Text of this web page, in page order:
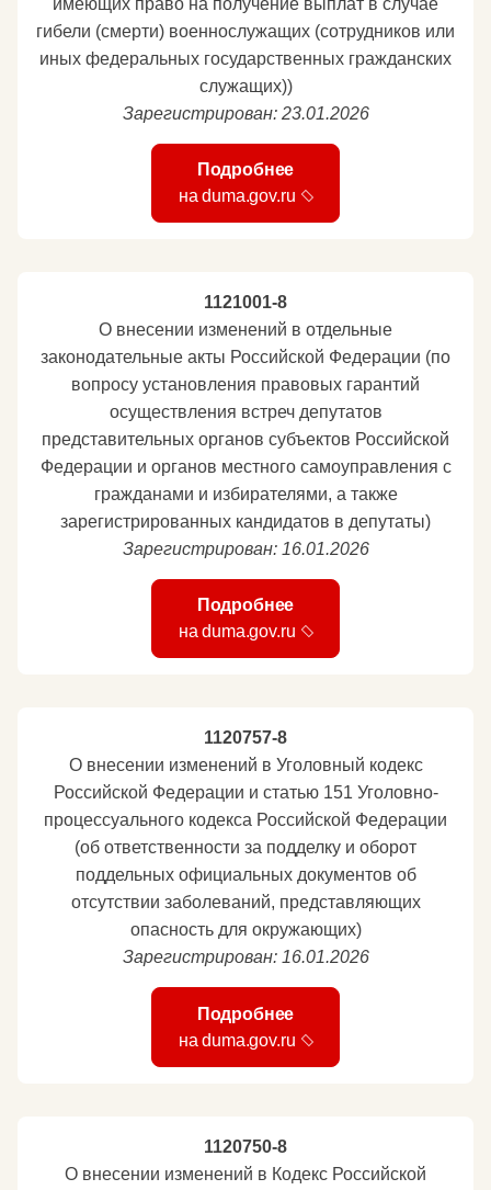
гибели (смерти) военнослужащих (сотрудников или
иных федеральных государственных гражданских
служащих))
Зарегистрирован: 23.01.2026
Подробнее
на duma.gov.ru
1121001-8
О внесении изменений в отдельные
законодательные акты Российской Федерации (по
вопросу установления правовых гарантий
осуществления встреч депутатов
представительных органов субъектов Российской
Федерации и органов местного самоуправления с
гражданами и избирателями, а также
зарегистрированных кандидатов в депутаты)
Зарегистрирован: 16.01.2026
Подробнее
на duma.gov.ru
1120757-8
О внесении изменений в Уголовный кодекс
Российской Федерации и статью 151 Уголовно-
процессуального кодекса Российской Федерации
(об ответственности за подделку и оборот
поддельных официальных документов об
отсутствии заболеваний, представляющих
опасность для окружающих)
Зарегистрирован: 16.01.2026
Подробнее
на duma.gov.ru
1120750-8
О внесении изменений в Кодекс Российской